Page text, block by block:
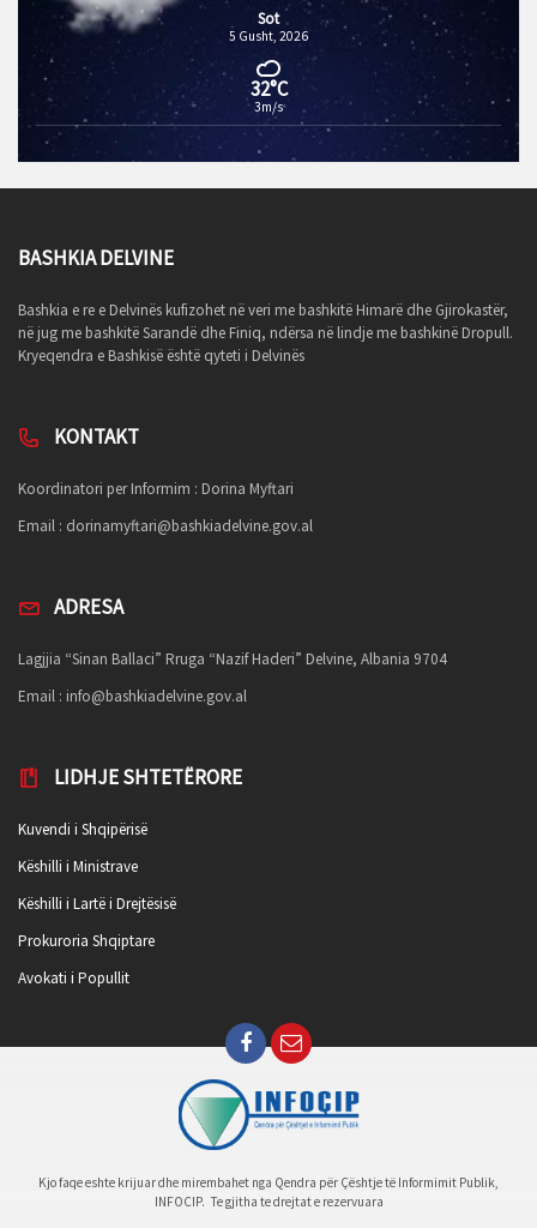
Sot
5 Gusht, 2026
32°C
3m/s
BASHKIA DELVINE
Bashkia e re e Delvinës kufizohet në veri me bashkitë Himarë dhe Gjirokastër,
në jug me bashkitë Sarandë dhe Finiq, ndërsa në lindje me bashkinë Dropull.
Kryeqendra e Bashkisë është qyteti i Delvinës
KONTAKT
Koordinatori per Informim : Dorina Myftari
Email : dorinamyftari@bashkiadelvine.gov.al
ADRESA
Lagjjia “Sinan Ballaci” Rruga “Nazif Haderi” Delvine, Albania 9704
Email : info@bashkiadelvine.gov.al
LIDHJE SHTETËRORE
Kuvendi i Shqipërisë
Këshilli i Ministrave
Këshilli i Lartë i Drejtësisë
Prokuroria Shqiptare
Avokati i Popullit
Kjo faqe eshte krijuar dhe mirembahet nga Qendra për Çështje të Informimit Publik,
INFOCIP. Te gjitha te drejtat e rezervuara